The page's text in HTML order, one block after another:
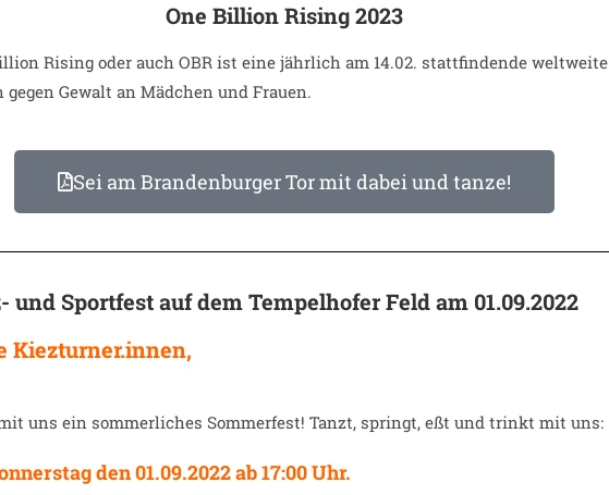
One Billion Rising 2023
Rising oder auch OBR ist eine jährlich am 14.02. stattfindende weltweite
Gewalt an Mädchen und Frauen.
Sei am Brandenburger Tor mit dabei und tanze!
und Sportfest auf dem Tempelhofer Feld am 01.09.2022
Kiezturner.innen,
uns ein sommerliches Sommerfest! Tanzt, springt, eßt und trinkt mit uns:
den 01.09.2022 ab 17:00 Uhr.